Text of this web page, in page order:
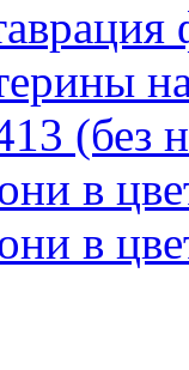
(без
в
в